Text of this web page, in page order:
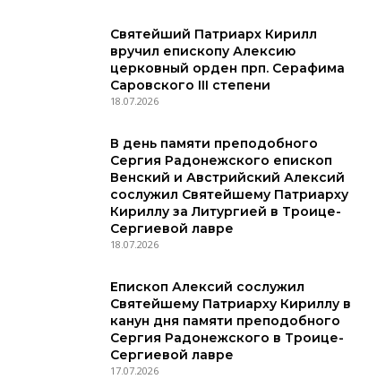
Святейший Патриарх Кирилл
вручил епископу Алексию
церковный орден прп. Серафима
Саровского III степени
18.07.2026
В день памяти преподобного
Сергия Радонежского епископ
Венский и Австрийский Алексий
сослужил Святейшему Патриарху
Кириллу за Литургией в Троице-
Сергиевой лавре
18.07.2026
Епископ Алексий сослужил
Святейшему Патриарху Кириллу в
канун дня памяти преподобного
Сергия Радонежского в Троице-
Сергиевой лавре
17.07.2026